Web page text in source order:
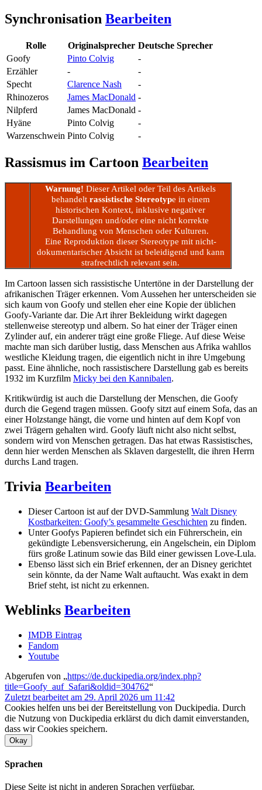
Synchronisation Bearbeiten
Rolle Originalsprecher Deutsche Sprecher
Goofy
Pinto Colvig
-
Erzähler
-
-
Specht
Clarence Nash
-
Rhinozeros
James MacDonald -
Nilpferd
James MacDonald -
Hyäne
Pinto Colvig
-
Warzenschwein Pinto Colvig -
Rassismus im Cartoon Bearbeiten
Warnung! Dieser Artikel oder Teil des Artikels
behandelt rassistische Stereotype in einem
historischen Kontext, inklusive negativer
Darstellungen und/oder eine nicht korrekte
Behandlung von Menschen oder Kulturen.
Eine Reproduktion dieser Stereotype mit nicht-
dokumentarischer Absicht ist beleidigend und kann
strafrechtlich relevant sein.
Im Cartoon lassen sich rassistische Untertöne in der Darstellung der
afrikanischen Träger erkennen. Vom Aussehen her unterscheiden sie
sich kaum von Goofy und stellen eher eine Kopie der üblichen
Goofy-Variante dar. Die Art ihrer Bekleidung wirkt dagegen
stellenweise stereotyp und albern. So hat einer der Träger einen
Zylinder auf, ein anderer trägt eine große Fliege. Auf diese Weise
machte man sich darüber lustig, dass Menschen aus Afrika wahllos
westliche Kleidung tragen, die eigentlich nicht in ihre Umgebung
passt. Eine ähnliche, noch rassistischere Darstellung gab es bereits
1932 im Kurzfilm Micky bei den Kannibalen.
Kritikwürdig ist auch die Darstellung der Menschen, die Goofy
durch die Gegend tragen müssen. Goofy sitzt auf einem Sofa, das an
einer Holzstange hängt, die vorne und hinten auf dem Kopf von
zwei Trägern gehalten wird. Goofy läuft nicht also nicht selbst,
sondern wird von Menschen getragen. Das hat etwas Rassistisches,
denn hier werden Menschen als Sklaven dargestellt, die ihren Herrn
durchs Land tragen.
Trivia Bearbeiten
Dieser Cartoon ist auf der DVD-Sammlung Walt Disney
Kostbarkeiten: Goofy’s gesammelte Geschichten zu finden.
Unter Goofys Papieren befindet sich ein Führerschein, ein
gekündigte Lebensversicherung, ein Angelschein, ein Diplom
fürs große Latinum sowie das Bild einer gewissen Love-Lula.
Ebenso lässt sich ein Brief erkennen, der an Disney gerichtet
sein könnte, da der Name Walt auftaucht. Was exakt in dem
Brief steht, ist nicht zu erkennen.
Weblinks Bearbeiten
IMDB Eintrag
Fandom
Youtube
Abgerufen von „https://de.duckipedia.org/index.php?
title=Goofy_auf_Safari&oldid=304762“
Zuletzt bearbeitet am 29. April 2026 um 11:42
Cookies helfen uns bei der Bereitstellung von Duckipedia. Durch
die Nutzung von Duckipedia erklärst du dich damit einverstanden,
dass wir Cookies speichern.
Okay
Sprachen
Diese Seite ist nicht in anderen Sprachen verfügbar.